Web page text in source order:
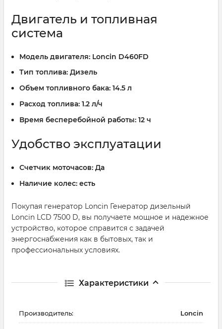
Двигатель и топливная
система
Модель двигателя: Loncin D460FD
Тип топлива: Дизель
Объем топливного бака: 14.5 л
Расход топлива: 1.2 л/ч
Время бесперебойной работы: 12 ч
Удобство эксплуатации
Счетчик моточасов: Да
Наличие колес: есть
Покупая генератор Loncin Генератор дизельный
Loncin LCD 7500 D, вы получаете мощное и надежное
устройство, которое справится с задачей
энергоснабжения как в бытовых, так и
профессиональных условиях.
Характеристики
Производитель: Loncin